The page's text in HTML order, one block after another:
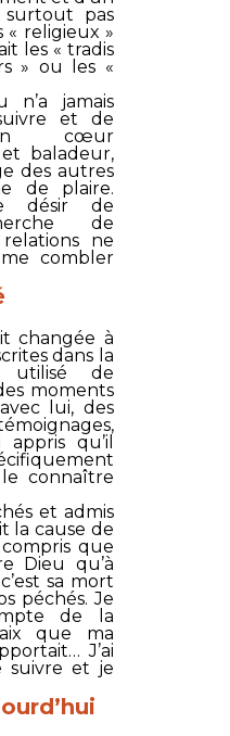
pas
« religieux »
les « tradis
» ou les «
n’a jamais
et de
cœur
baladeur,
des autres
de plaire.
désir de
de
ne
combler
changée à
dans la
de
moments
lui, des
qu’il
connaître
et admis
la cause de
compris que
Dieu qu’à
sa mort
péchés. Je
de la
que ma
J’ai
suivre et je